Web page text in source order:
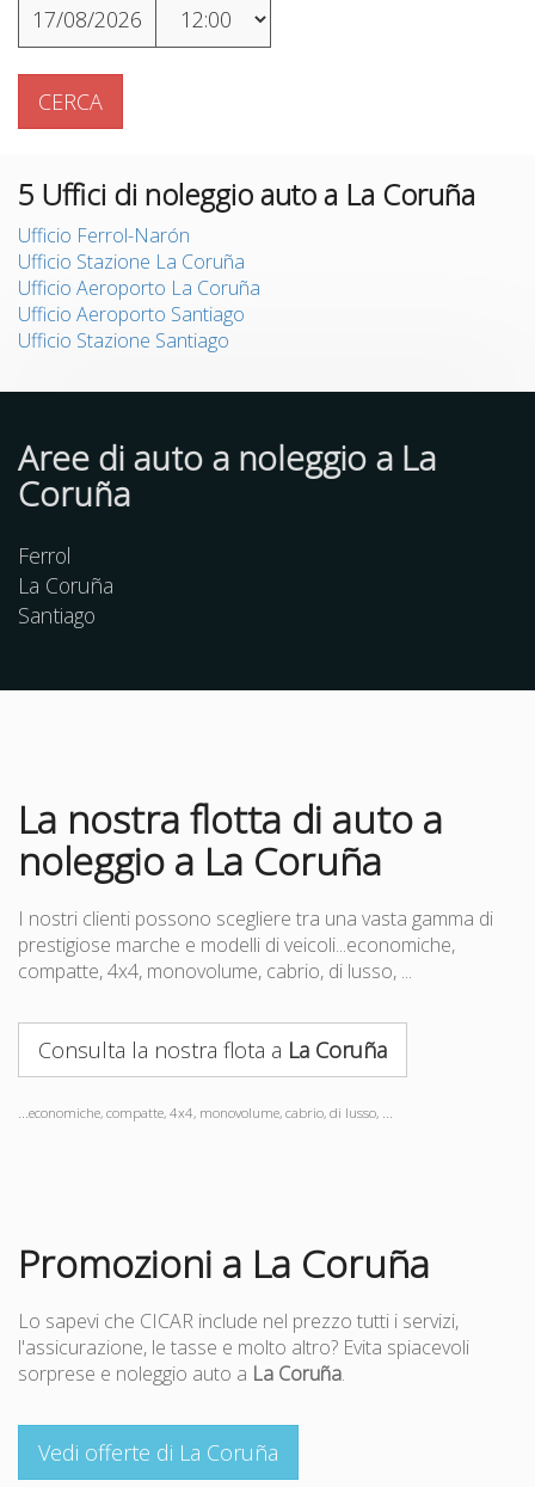
17/08/2026
CERCA
5 Uffici di noleggio auto a La Coruña
Ufficio Ferrol-Narón
Ufficio Stazione La Coruña
Ufficio Aeroporto La Coruña
Ufficio Aeroporto Santiago
Ufficio Stazione Santiago
Aree di auto a noleggio a La
Coruña
Ferrol
La Coruña
Santiago
La nostra flotta di auto a
noleggio a La Coruña
I nostri clienti possono scegliere tra una vasta gamma di
prestigiose marche e modelli di veicoli...economiche,
compatte, 4x4, monovolume, cabrio, di lusso, ...
Consulta la nostra flota a La Coruña
...economiche, compatte, 4x4, monovolume, cabrio, di lusso, ...
Promozioni a La Coruña
Lo sapevi che CICAR include nel prezzo tutti i servizi,
l'assicurazione, le tasse e molto altro? Evita spiacevoli
sorprese e noleggio auto a La Coruña.
Vedi offerte di La Coruña